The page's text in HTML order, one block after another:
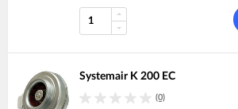
Systemair K 200 EC
(0)